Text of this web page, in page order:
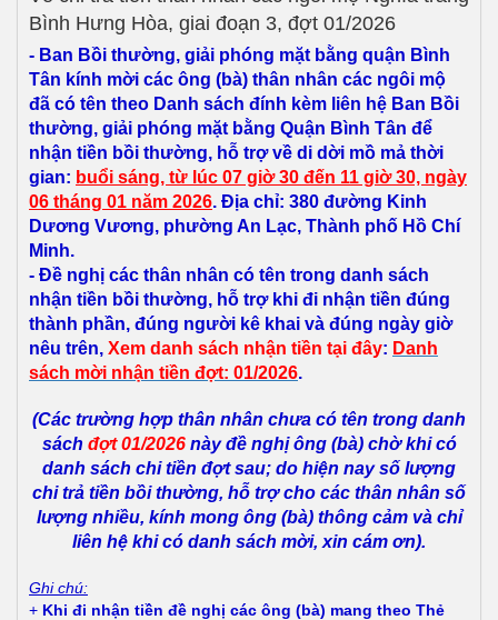
Bình Hưng Hòa, giai đoạn 3, đợt 01/2026
- Ban Bồi thường, giải phóng mặt bằng quận Bình
Tân kính mời các ông (bà) thân nhân các ngôi mộ
đã có tên theo Danh sách đính kèm liên hệ Ban Bồi
thường, giải phóng mặt bằng Quận Bình Tân để
nhận tiền bồi thường, hỗ trợ về di dời mồ mả thời
gian: buổi sáng, từ lúc 07 giờ 30 đến 11 giờ 30, ngày
06 tháng 01 năm 2026. Địa chỉ: 380 đường Kinh
Dương Vương, phường An Lạc, Thành phố Hồ Chí
Minh.
- Đề nghị các thân nhân có tên trong danh sách
nhận tiền bồi thường, hỗ trợ khi đi nhận tiền đúng
thành phần, đúng người kê khai và đúng ngày giờ
nêu trên, Xem danh sách nhận tiền tại đây: Danh
sách mời nhận tiền đợt: 01/2026.
(Các trường hợp thân nhân chưa có tên trong danh
sách đợt 01/2026này đề nghị ông (bà) chờ khi có
danh sách chi tiền đợt sau; do hiện nay số lượng
chi trả tiền bồi thường, hỗ trợ cho các thân nhân số
lượng nhiều, kính mong ông (bà) thông cảm và chỉ
liên hệ khi có danh sách mời, xin cám ơn).
Ghi chú:
+ Khi đi nhận tiền đề nghị các ông (bà) mang theo Thẻ